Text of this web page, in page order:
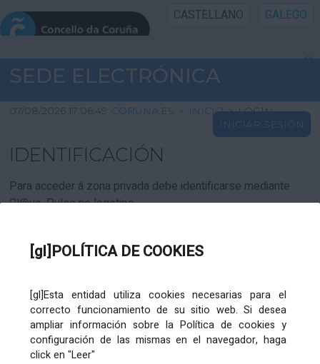
[gl]POLÍTICA DE COOKIES
[gl]Esta entidad utiliza cookies necesarias para el
correcto funcionamiento de su sitio web. Si desea
ampliar información sobre la Política de cookies y
configuración de las mismas en el navegador, haga
click en "Leer"
CASTELLANO GALEGO
INICIO SEDE
INICIO
INFORMACIÓN PÚBLICA
CARTAFOL CIDADÁN
SEDE ELECTRÓNICA
07/08/2026 17:06:49 CORUNA.ES > INICIO > LOGIN
INICIAR SESIÓN
IDENTIFICACIÓN
Para acceder á zona privada debe identificarse mediante
Cl@ve. Pulse no logotipo